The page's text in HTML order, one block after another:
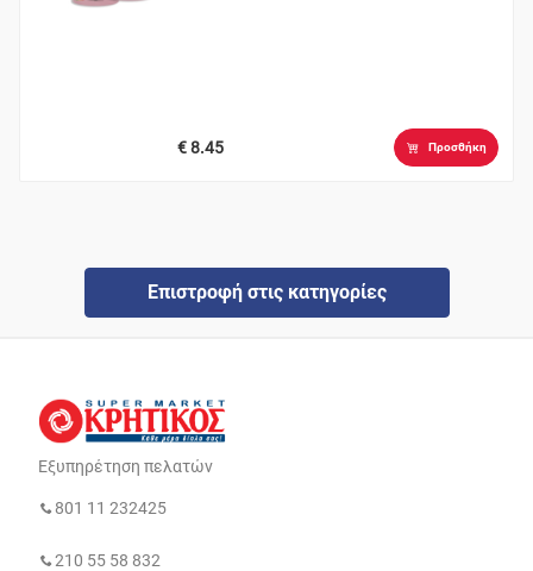
€ 8.45 Προσθήκη
Επιστροφή στις κατηγορίες
Εξυπηρέτηση πελατών
801 11 232425
210 55 58 832